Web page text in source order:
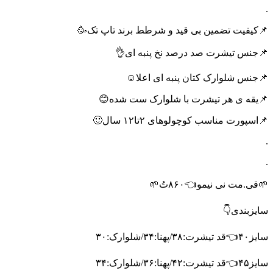
.
📌کیفیت تضمین بی قید و شرطط برند تاپ تک🥳
📌جنس تیشرت صد درصد نخ پنبه ای👌
📌جنس شلوارک کتان پنبه ای اعلا☺️
📌یقه ی هر تیشرت با شلوارک ست شده😊
📌اسپورت مناسب کوچولوهای ۲تا۱۲ سال🙂
.
.
🌱قی.مت نی نیمو👈۸۶۰تُ🌱
سایزبندی👇
سایز۴۰👈قد تیشرت:۳۸/پهنا:۳۴/شلوارک:۳۰
سایز۴۵👈قد تیشرت:۴۲/پهنا:۳۶/شلوارک:۳۴